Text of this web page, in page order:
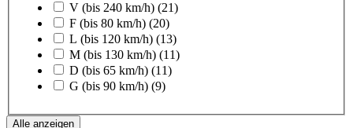
V (bis 240 km/h) (21)
F (bis 80 km/h) (20)
L (bis 120 km/h) (13)
M (bis 130 km/h) (11)
D (bis 65 km/h) (11)
G (bis 90 km/h) (9)
Alle anzeigen